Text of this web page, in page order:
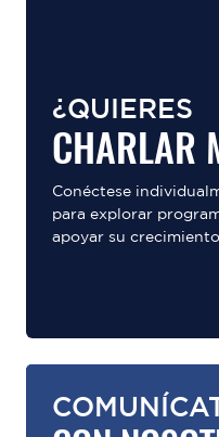
¿QUIERES
CHARLAR
Conéctese
para explorar
apoyar su